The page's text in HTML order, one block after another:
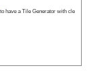
have a Tile Generator with cle